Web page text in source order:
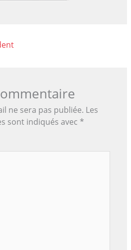
ne sera pas publiée. Les
sont indiqués avec *